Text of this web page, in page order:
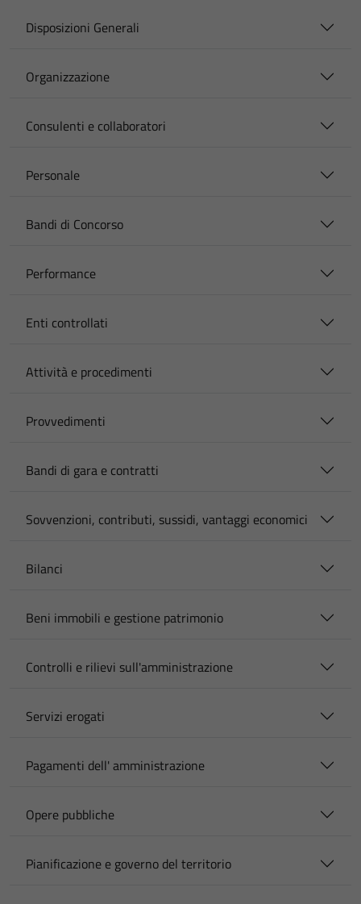
Disposizioni Generali
Organizzazione
Consulenti e collaboratori
Personale
Bandi di Concorso
Performance
Enti controllati
Attività e procedimenti
Provvedimenti
Bandi di gara e contratti
Sovvenzioni, contributi, sussidi, vantaggi economici
Bilanci
Beni immobili e gestione patrimonio
Controlli e rilievi sull'amministrazione
Servizi erogati
Pagamenti dell' amministrazione
Opere pubbliche
Pianificazione e governo del territorio